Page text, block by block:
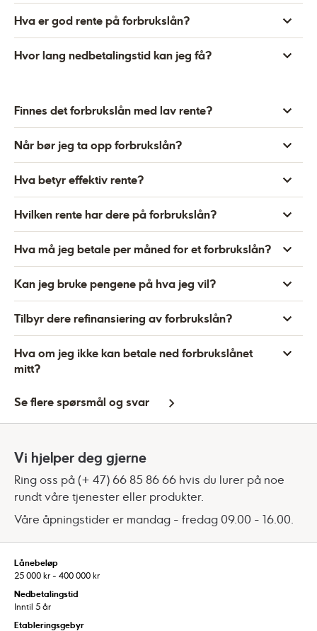
Hva er god rente på forbrukslån?
Hvor lang nedbetalingstid kan jeg få?
Finnes det forbrukslån med lav rente?
Når bør jeg ta opp forbrukslån?
Hva betyr effektiv rente?
Hvilken rente har dere på forbrukslån?
Hva må jeg betale per måned for et forbrukslån?
Kan jeg bruke pengene på hva jeg vil?
Tilbyr dere refinansiering av forbrukslån?
Hva om jeg ikke kan betale ned forbrukslånet
mitt?
Se flere spørsmål og svar
Vi hjelper deg gjerne
Ring oss på (+ 47) 66 85 86 66 hvis du lurer på noe
rundt våre tjenester eller produkter.
Våre åpningstider er mandag - fredag 09.00 - 16.00.
Lånebeløp
25 000 kr - 400 000 kr
Nedbetalingstid
Inntil 5 år
Etableringsgebyr